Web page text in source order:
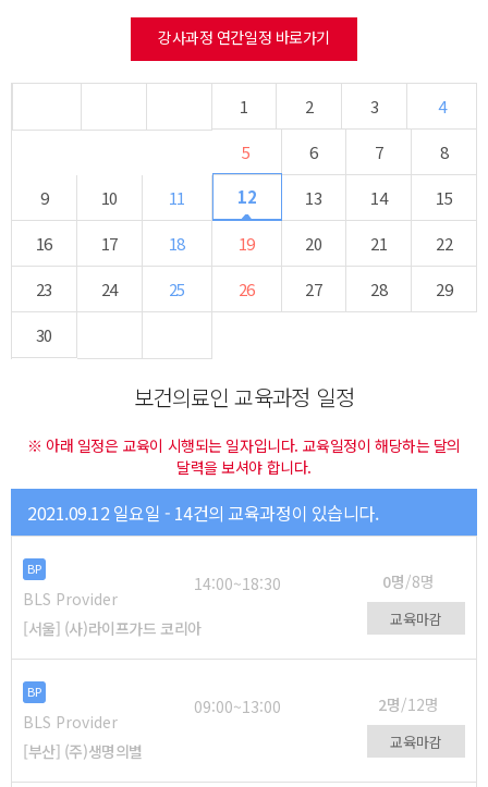
강사과정 연간일정 바로가기
1 2 3
4
5
6 7
8
9
10 11 12 13 14
15
16
17 18 19 20 21
22
23
24 25 26 27 28
29
30
보건의료인 교육과정 일정
※ 아래 일정은 교육이 시행되는 일자입니다. 교육일정이 해당하는 달의
달력을 보셔야 합니다.
2021.09.12 일요일 - 14건의 교육과정이 있습니다.
BP
BLS Provider
14:00~18:30 0명/8명
[서울] (사)라이프가드 코리아 교육마감
BP
BLS Provider
09:00~13:00 2명/12명
[부산] (주)생명의별 교육마감